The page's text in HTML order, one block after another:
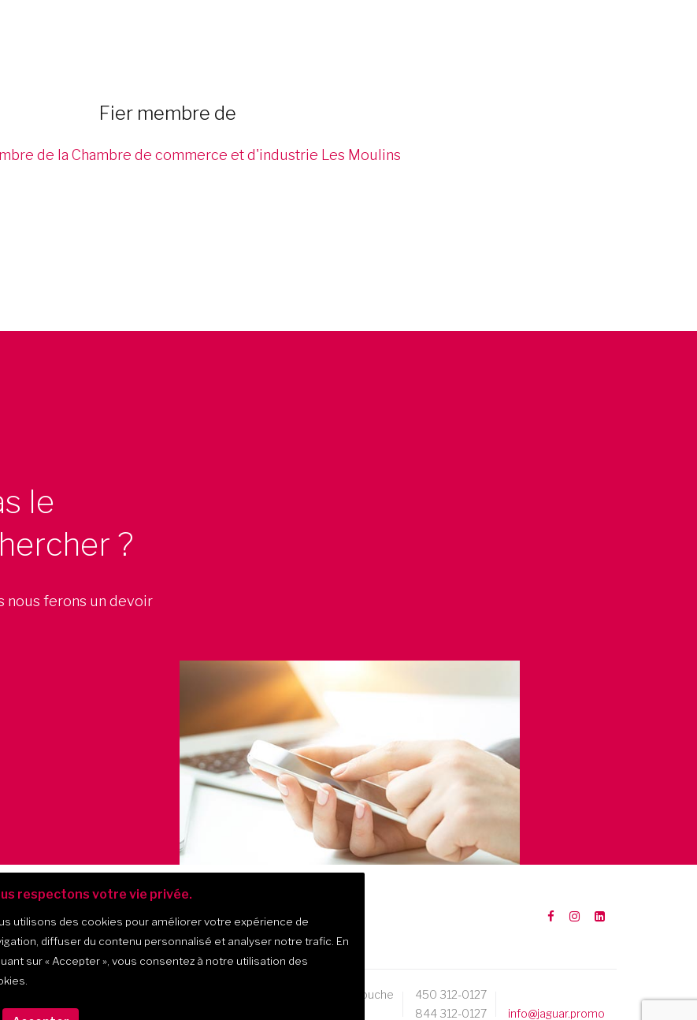
Fier membre de
le
?
nous ferons un devoir
475, montée Masson, bur. 202, Mascouche
450 312-0127
844 312-0127
info@jaguar.promo
respectons votre vie privée.
utilisons des cookies pour améliorer votre expérience de
diffuser du contenu personnalisé et analyser notre trafic. En
sur« Accepter » , vous consentez à notre utilisation des